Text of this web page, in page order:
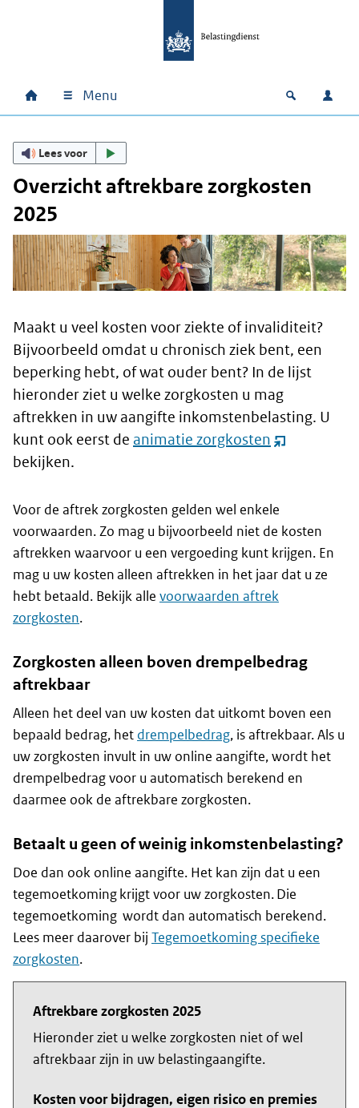
Hoofdnavigatie
Home Menu Open
Lees voor
Overzicht aftrekbare zorgkosten
2025
Maakt u veel kosten voor ziekte of invaliditeit?
Bijvoorbeeld omdat u chronisch ziek bent, een
beperking hebt, of wat ouder bent? In de lijst
hieronder ziet u welke zorgkosten u mag
aftrekken in uw aangifte inkomstenbelasting. U
kunt ook eerst de animatie zorgkosten (opent
bekijken.
Voor de aftrek zorgkosten gelden wel enkele
voorwaarden. Zo mag u bijvoorbeeld niet de kosten
aftrekken waarvoor u een vergoeding kunt krijgen. En
mag u uw kosten alleen aftrekken in het jaar dat u ze
hebt betaald. Bekijk alle voorwaarden aftrek
zorgkosten.
Zorgkosten alleen boven drempelbedrag
aftrekbaar
Alleen het deel van uw kosten dat uitkomt boven een
bepaald bedrag, het drempelbedrag, is aftrekbaar. Als u
uw zorgkosten invult in uw online aangifte, wordt het
drempelbedrag voor u automatisch berekend en
daarmee ook de aftrekbare zorgkosten.
Betaalt u geen of weinig inkomstenbelasting?
Doe dan ook online aangifte. Het kan zijn dat u een
tegemoetkoming krijgt voor uw zorgkosten. Die
tegemoetkoming wordt dan automatisch berekend.
Lees meer daarover bij Tegemoetkoming specifieke
zorgkosten.
Aftrekbare zorgkosten 2025
Hieronder ziet u welke zorgkosten niet of wel
aftrekbaar zijn in uw belastingaangifte.
Kosten voor bijdragen, eigen risico en premies